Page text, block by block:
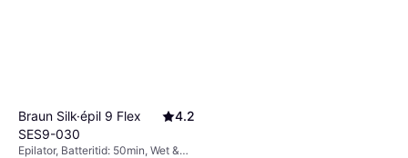
Braun Silk·épil 9 Flex
SES9-030
4.2
Epilator, Batteritid: 50min, Wet &